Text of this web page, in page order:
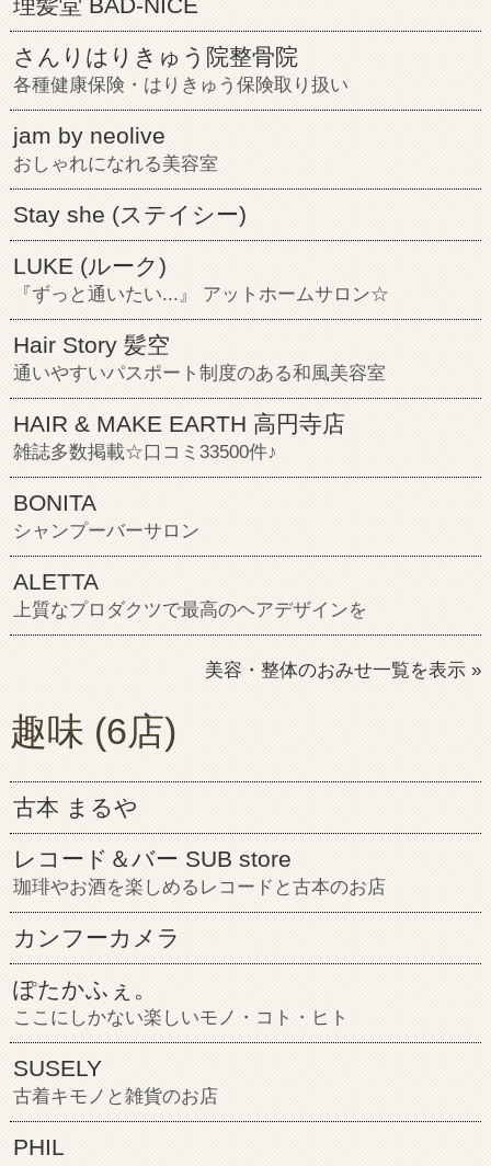
さんりはりきゅう院整骨院
各種健康保険・はりきゅう保険取り扱い
jam by neolive
おしゃれになれる美容室
Stay she (ステイシー)
LUKE (ルーク)
『ずっと通いたい...』 アットホームサロン☆
Hair Story 髪空
通いやすいパスポート制度のある和風美容室
HAIR & MAKE EARTH 高円寺店
雑誌多数掲載☆口コミ33500件♪
BONITA
シャンプーバーサロン
ALETTA
上質なプロダクツで最高のヘアデザインを
美容・整体のおみせ一覧を表示 »
趣味 (6店)
古本 まるや
レコード＆バー SUB store
珈琲やお酒を楽しめるレコードと古本のお店
カンフーカメラ
ぽたかふぇ。
ここにしかない楽しいモノ・コト・ヒト
SUSELY
古着キモノと雑貨のお店
PHIL